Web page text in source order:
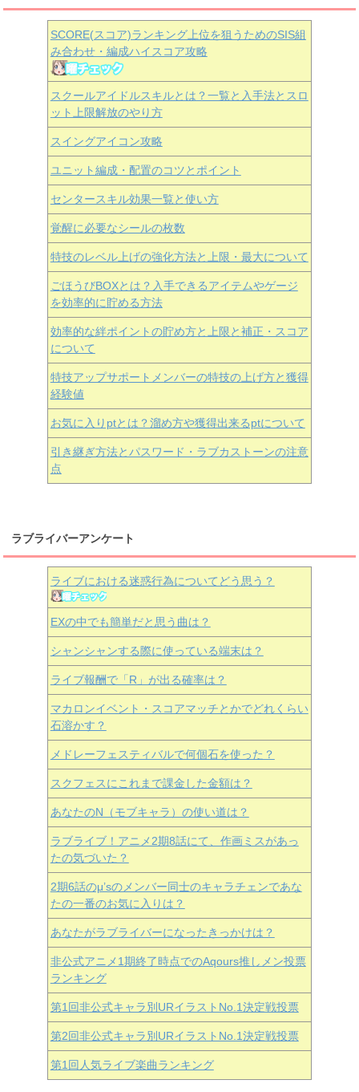
SCORE(スコア)ランキング上位を狙うためのSIS組
み合わせ・編成ハイスコア攻略
スクールアイドルスキルとは？一覧と入手法とスロ
ット上限解放のやり方
スイングアイコン攻略
ユニット編成・配置のコツとポイント
センタースキル効果一覧と使い方
覚醒に必要なシールの枚数
特技のレベル上げの強化方法と上限・最大について
ごほうびBOXとは？入手できるアイテムやゲージ
を効率的に貯める方法
効率的な絆ポイントの貯め方と上限と補正・スコア
について
特技アップサポートメンバーの特技の上げ方と獲得
経験値
お気に入りptとは？溜め方や獲得出来るptについて
引き継ぎ方法とパスワード・ラブカストーンの注意
点
ラブライバーアンケート
ライブにおける迷惑行為についてどう思う？
EXの中でも簡単だと思う曲は？
シャンシャンする際に使っている端末は？
ライブ報酬で「R」が出る確率は？
マカロンイベント・スコアマッチとかでどれくらい
石溶かす？
メドレーフェスティバルで何個石を使った？
スクフェスにこれまで課金した金額は？
あなたのN（モブキャラ）の使い道は？
ラブライブ！アニメ2期8話にて、作画ミスがあっ
たの気づいた？
2期6話のμ’sのメンバー同士のキャラチェンであな
たの一番のお気に入りは？
あなたがラブライバーになったきっかけは？
非公式アニメ1期終了時点でのAqours推しメン投票
ランキング
第1回非公式キャラ別URイラストNo.1決定戦投票
第2回非公式キャラ別URイラストNo.1決定戦投票
第1回人気ライブ楽曲ランキング